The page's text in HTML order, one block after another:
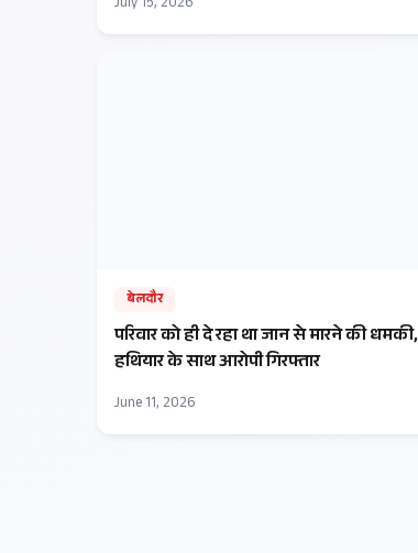
बेलदौर
परिवार को ही दे रहा था जान से मारने की धमकी,
हथियार के साथ आरोपी गिरफ्तार
June 11, 2026